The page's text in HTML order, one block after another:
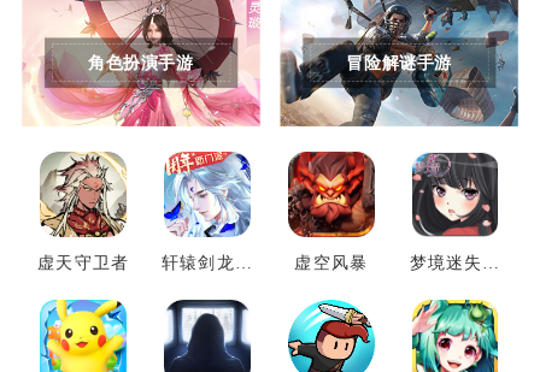
角色扮演手游 冒险解谜手游
虚天守卫者
轩辕剑龙舞
虚空风暴
梦境迷失之